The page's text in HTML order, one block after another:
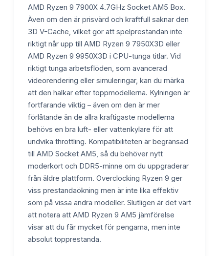
AMD Ryzen 9 7900X 4.7GHz Socket AM5 Box.
Även om den är prisvärd och kraftfull saknar den
3D V-Cache, vilket gör att spelprestandan inte
riktigt når upp till AMD Ryzen 9 7950X3D eller
AMD Ryzen 9 9950X3D i CPU-tunga titlar. Vid
riktigt tunga arbetsflöden, som avancerad
videorendering eller simuleringar, kan du märka
att den halkar efter toppmodellerna. Kylningen är
fortfarande viktig – även om den är mer
förlåtande än de allra kraftigaste modellerna
behövs en bra luft- eller vattenkylare för att
undvika throttling. Kompatibiliteten är begränsad
till AMD Socket AM5, så du behöver nytt
moderkort och DDR5-minne om du uppgraderar
från äldre plattform. Overclocking Ryzen 9 ger
viss prestandaökning men är inte lika effektiv
som på vissa andra modeller. Slutligen är det värt
att notera att AMD Ryzen 9 AM5 jämförelse
visar att du får mycket för pengarna, men inte
absolut topprestanda.